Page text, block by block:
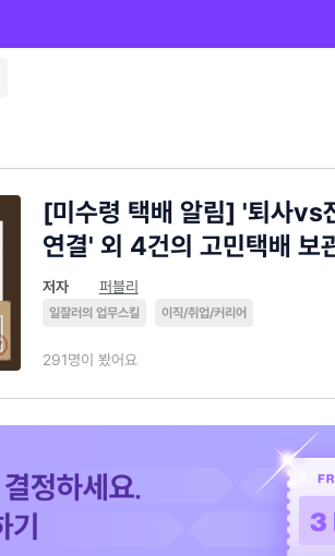
[미수령 택배 알림] '퇴사vs
연결' 외 4건의 고민택배 보
저자 퍼블리
일잘러의 업무스킬 이직/취업/커리어
291명이 봤어요